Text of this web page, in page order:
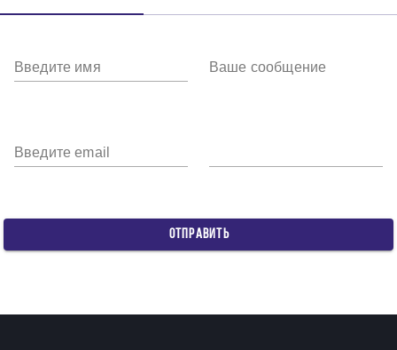
Введите имя
Введите email
Ваше сообщение
ОТПРАВИТЬ